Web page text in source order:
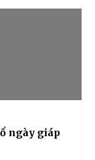
ngày giáp